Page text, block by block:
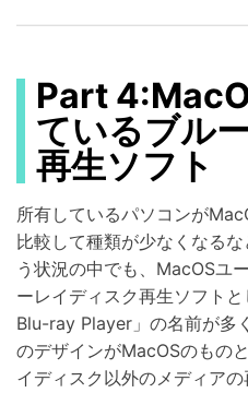
Part
ているブル
再生ソフト
所有しているパソコンが
比較して種類が少なくなる
う状況の中でも、MacOSユ
ーレイディスク再生ソフト
Blu-ray Player」の名前が多
のデザインがMacOSのもの
イディスク以外のメディア